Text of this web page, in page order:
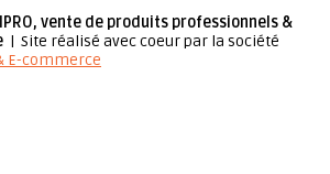
vente de produits professionnels &
| Site réalisé avec coeur par la société
E-commerce